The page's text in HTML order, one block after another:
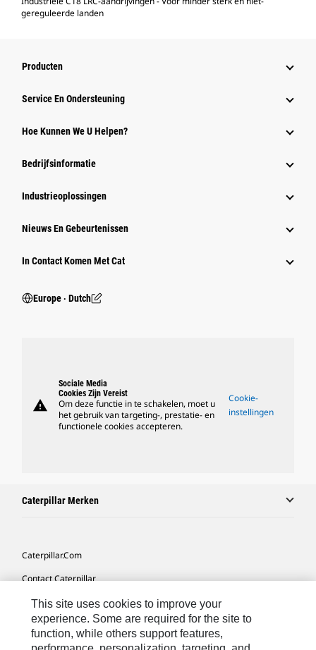
gereguleerde landen
Producten
Service En Ondersteuning
Hoe Kunnen We U Helpen?
Bedrijfsinformatie
Industrieoplossingen
Nieuws En Gebeurtenissen
In Contact Komen Met Cat
Europe ‧ Dutch
warning
Sociale Media
Cookies Zijn Vereist
Om deze functie in te schakelen, moet u
het gebruik van targeting-, prestatie- en
functionele cookies accepteren.
Cookie-
instellingen
Caterpillar Merken
Caterpillar.com
Contact Caterpillar
Mijn Marketingvoorkeuren
Site Map
This site uses cookies to improve your
experience. Some are required for the site to
function, while others support features,